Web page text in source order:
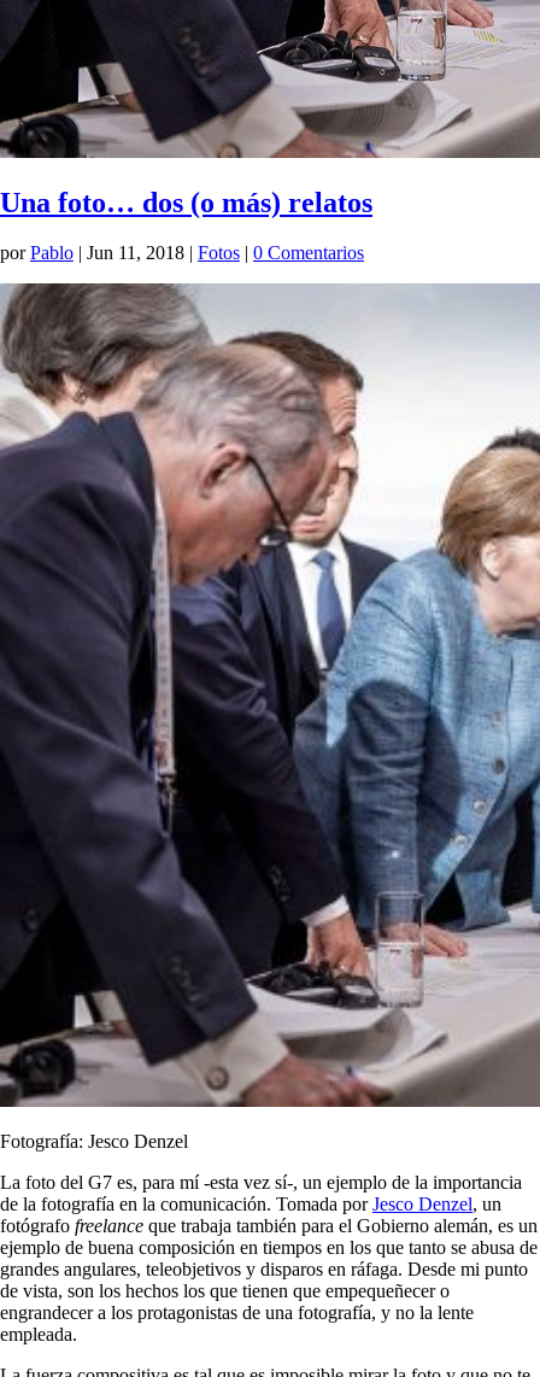
Una foto… dos (o más) relatos
porPablo | Jun 11, 2018 | Fotos | 0 Comentarios
Fotografía: Jesco Denzel
La foto del G7 es, para mí -esta vez sí-, un ejemplo de la importancia
de la fotografía en la comunicación. Tomada porJesco Denzel, un
fotógrafo freelance que trabaja también para el Gobierno alemán, es un
ejemplo de buena composición en tiempos en los que tanto se abusa de
grandes angulares, teleobjetivos y disparos en ráfaga. Desde mi punto
de vista, son los hechos los que tienen que empequeñecer o
engrandecer a los protagonistas de una fotografía, y no la lente
empleada.